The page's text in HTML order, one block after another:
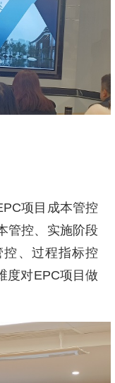
项目成本管控
管控、实施阶段
、过程指标控
度对EPC项目做